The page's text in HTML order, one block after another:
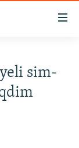
sim-